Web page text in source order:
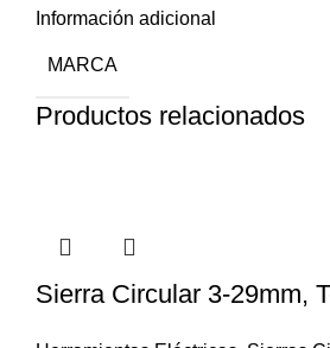
Información adicional
MARCA
Productos relacionados
Sierra Circular 3-29mm,